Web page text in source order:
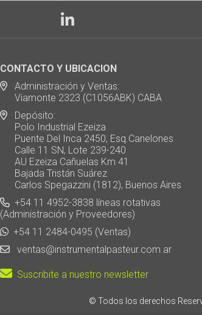
CONTACTO Y UBICACION
Administración y Ventas:
Viamonte 2323 (C1056ABK) CABA
Depósito:
Polo Industrial Ezeiza
Puente Del Inca 2450, Esq.Canelones
Calle 11 SN, Lote 239-240
AU Ezeiza Cañuelas Km 41
Bajada Tristán Suárez
Carlos Spegazzini (1812), Buenos Aires
+54 11 4952-3838 líneas rotativas
(Administración y Proveedores)
+54 11 2484-0495 (Ventas)
ventas@instrumentalpasteur.com.ar
Suscribite a nuestro newsletter
© Todos los derechos